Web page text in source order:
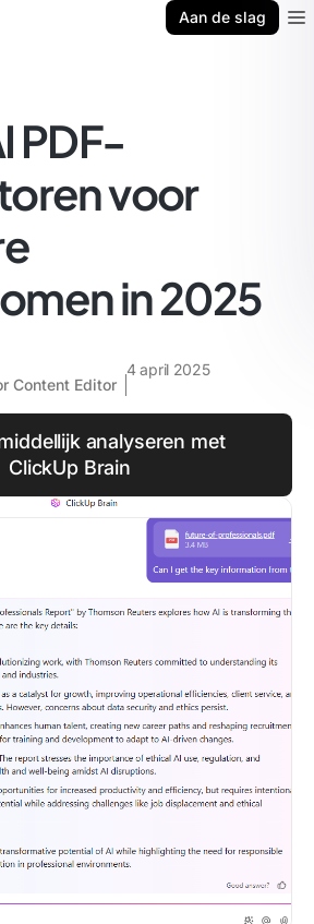
Aan de slag
PDF-
voor
in 2025
Content Editor
4 april 2025
analyseren met
ClickUp Brain